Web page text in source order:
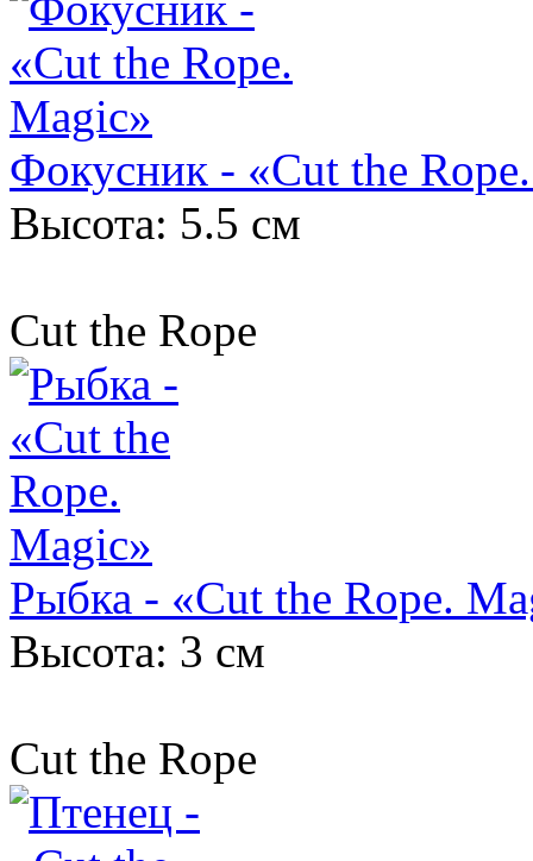
Фокусник - «Cut the
Высота: 5.5 см
Cut the Rope
Рыбка - «Cut the Rope.
Высота: 3 см
Cut the Rope